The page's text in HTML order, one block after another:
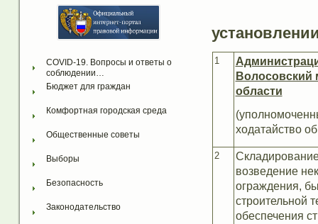
COVID-19. Вопросы и ответы о
соблюдении…
Бюджет для граждан
Комфортная городская среда
Общественные советы
Выборы
Безопасность
Законодательство
1
Волосовский
области
ходатайство
2
возведение
ограждения,
строительной
обеспечения